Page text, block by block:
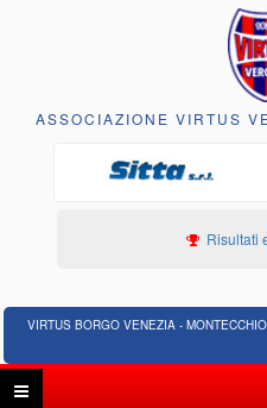
ASSOCIAZIONE VIRTUS
Risultati
VIRTUS BORGO VENEZIA -